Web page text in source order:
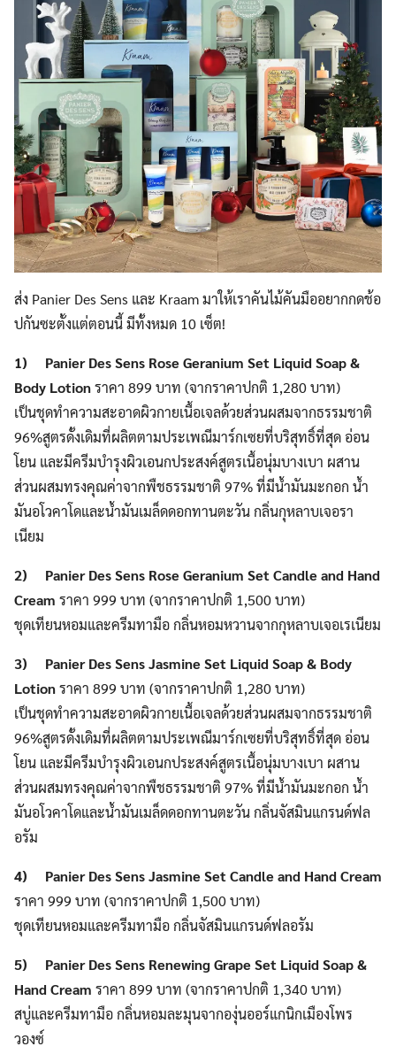
ส่ง Panier Des Sens และ Kraam มาให้เราคันไม้คันมืออยากกดช้อ
ปกันซะตั้งแต่ตอนนี้ มีทั้งหมด 10 เซ็ต!
1) Panier Des Sens Rose Geranium Set Liquid Soap &
Body Lotionราคา 899 บาท (จากราคาปกติ 1,280 บาท)
เป็นชุดทำความสะอาดผิวกายเนื้อเจลด้วยส่วนผสมจากธรรมชาติ
96%สูตรดั้งเดิมที่ผลิตตามประเพณีมาร์กเซยที่บริสุทธิ์ที่สุด อ่อน
โยน และมีครีมบำรุงผิวเอนกประสงค์สูตรเนื้อนุ่มบางเบา ผสาน
ส่วนผสมทรงคุณค่าจากพืชธรรมชาติ 97% ที่มีน้ำมันมะกอก น้ำ
มันอโวคาโดและน้ำมันเมล็ดดอกทานตะวัน กลิ่นกุหลาบเจอรา
เนียม
2) Panier Des Sens Rose Geranium Set Candle and Hand
Cream ราคา 999 บาท (จากราคาปกติ 1,500 บาท)
ชุดเทียนหอมและครีมทามือ กลิ่นหอมหวานจากกุหลาบเจอเรเนียม
3) Panier Des Sens Jasmine Set Liquid Soap & Body
Lotionราคา 899 บาท (จากราคาปกติ 1,280 บาท)
เป็นชุดทำความสะอาดผิวกายเนื้อเจลด้วยส่วนผสมจากธรรมชาติ
96%สูตรดั้งเดิมที่ผลิตตามประเพณีมาร์กเซยที่บริสุทธิ์ที่สุด อ่อน
โยน และมีครีมบำรุงผิวเอนกประสงค์สูตรเนื้อนุ่มบางเบา ผสาน
ส่วนผสมทรงคุณค่าจากพืชธรรมชาติ 97% ที่มีน้ำมันมะกอก น้ำ
มันอโวคาโดและน้ำมันเมล็ดดอกทานตะวัน กลิ่นจัสมินแกรนด์ฟล
อรัม
4) Panier Des Sens Jasmine Set Candle and Hand Cream
ราคา 999 บาท (จากราคาปกติ 1,500 บาท)
ชุดเทียนหอมและครีมทามือ กลิ่นจัสมินแกรนด์ฟลอรัม
5) Panier Des Sens Renewing Grape Set Liquid Soap &
Hand Cream ราคา 899 บาท (จากราคาปกติ 1,340 บาท)
สบู่และครีมทามือ กลิ่นหอมละมุนจากองุ่นออร์แกนิกเมืองโพร
วองซ์